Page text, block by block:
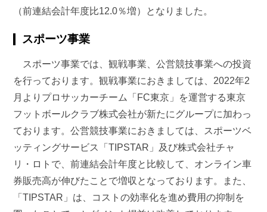
（前連結会計年度比12.0％増）となりました。
スポーツ事業
スポーツ事業では、観戦事業、公営競技事業への投資
を行っております。観戦事業におきましては、2022年2
月よりプロサッカーチーム「FC東京」を運営する東京
フットボールクラブ株式会社が新たにグループに加わっ
ております。公営競技事業におきましては、スポーツベ
ッティングサービス「TIPSTAR」及び株式会社チャ
リ・ロトで、前連結会計年度と比較して、オンライン車
券販売高が伸びたことで増収となっております。また、
「TIPSTAR」は、コストの効率化を進め費用の抑制を